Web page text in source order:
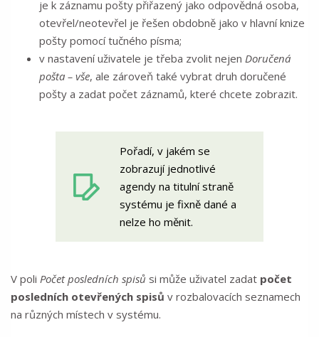
je k záznamu pošty přiřazený jako odpovědná osoba,
otevřel/neotevřel je řešen obdobně jako v hlavní knize
pošty pomocí tučného písma;
v nastavení uživatele je třeba zvolit nejen Doručená
pošta – vše, ale zároveň také vybrat druh doručené
pošty a zadat počet záznamů, které chcete zobrazit.
Pořadí, v jakém se
zobrazují jednotlivé
agendy na titulní straně
systému je fixně dané a
nelze ho měnit.
V poli Počet posledních spisů si může uživatel zadat počet
posledních otevřených spisů v rozbalovacích seznamech
na různých místech v systému.